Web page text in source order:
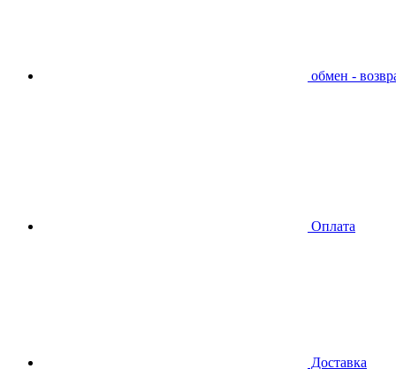
обмен -
Оплата
Доставка